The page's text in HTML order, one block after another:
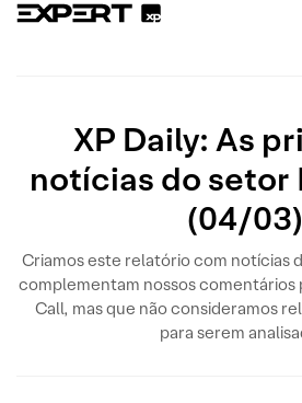
XP Daily: As
notícias do setor
(04/03)
Criamos este relatório com notícias
complementam nossos comentários
Call, mas que não consideramos
para serem